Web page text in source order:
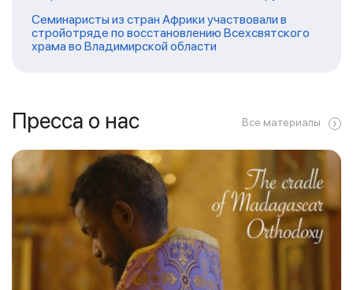
Семинаристы из стран Африки участвовали в
стройотряде по восстановлению Всехсвятского
храма во Владимирской области
Пресса о нас Все материалы